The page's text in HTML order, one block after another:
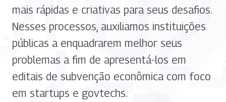
mais rápidas e criativas para seus desafios.
Nesses processos, auxiliamos instituições
públicas a enquadrarem melhor seus
problemas a fim de apresentá-los em
editais de subvenção econômica com foco
em startups e govtechs.